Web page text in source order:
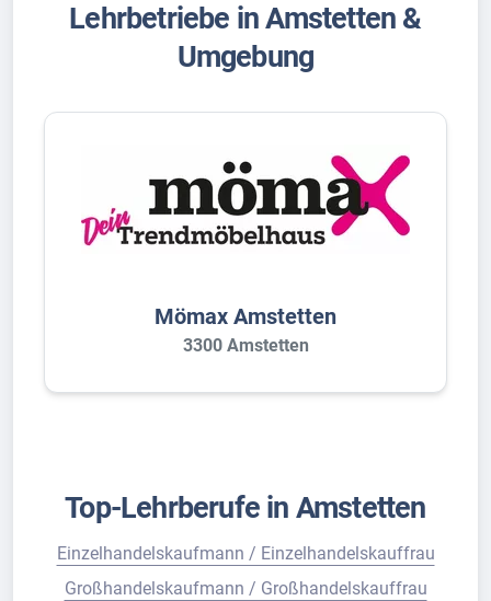
Lehrbetriebe in Amstetten &
Umgebung
Mömax Amstetten
3300 Amstetten
Top-Lehrberufe in Amstetten
Einzelhandelskaufmann / Einzelhandelskauffrau
Großhandelskaufmann / Großhandelskauffrau